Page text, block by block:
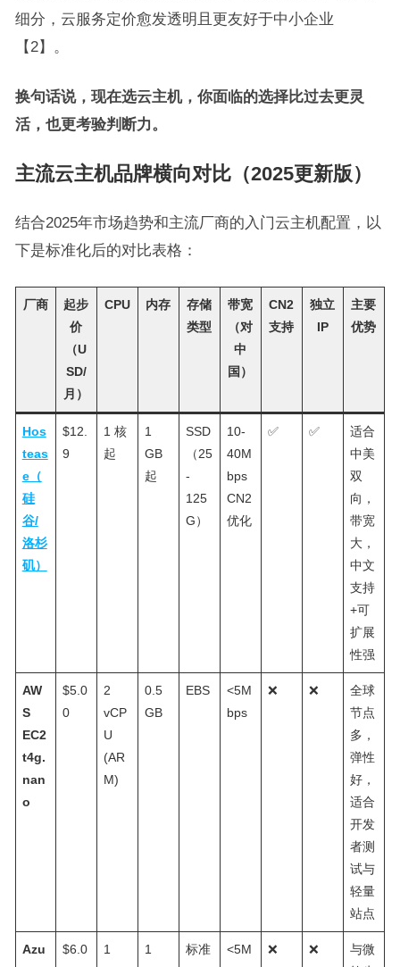
细分，云服务定价愈发透明且更友好于中小企业
【2】。
换句话说，现在选云主机，你面临的选择比过去更灵
活，也更考验判断力。
主流云主机品牌横向对比（2025更新版）
结合2025年市场趋势和主流厂商的入门云主机配置，以
下是标准化后的对比表格：
厂商
起步
价
（U
SD/
月）
CPU 内存
存储
类型
带宽
（对
中
国）
CN2
支持
独立
IP
主要
优势
Hos
teas
e（
硅
谷/
洛杉
矶）
$12.
9
1 核
起
1
GB
起
SSD
（25
-
125
G）
10-
40M
bps
CN2
优化
✅ ✅
适合
中美
双
向，
带宽
大，
中文
支持
+可
扩展
性强
AW
S
EC2
t4g.
nan
o
$5.0
0
2
vCP
U
(AR
M)
0.5
GB
EBS
<5M
bps
❌ ❌
全球
节点
多，
弹性
好，
适合
开发
者测
试与
轻量
站点
Azu
$6.0
1
1
标准
<5M
❌ ❌
与微